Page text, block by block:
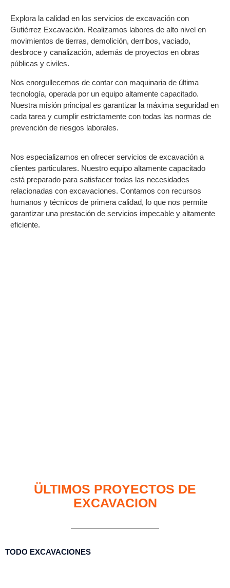
Explora la calidad en los servicios de excavación con
Gutiérrez Excavación. Realizamos labores de alto nivel en
movimientos de tierras, demolición, derribos, vaciado,
desbroce y canalización, además de proyectos en obras
públicas y civiles.
Nos enorgullecemos de contar con maquinaria de última
tecnología, operada por un equipo altamente capacitado.
Nuestra misión principal es garantizar la máxima seguridad en
cada tarea y cumplir estrictamente con todas las normas de
prevención de riesgos laborales.
Nos especializamos en ofrecer servicios de excavación a
clientes particulares. Nuestro equipo altamente capacitado
está preparado para satisfacer todas las necesidades
relacionadas con excavaciones. Contamos con recursos
humanos y técnicos de primera calidad, lo que nos permite
garantizar una prestación de servicios impecable y altamente
eficiente.
ÜLTIMOS PROYECTOS DE
EXCAVACION
TODO EXCAVACIONES